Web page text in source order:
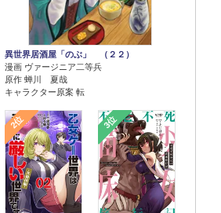
異世界居酒屋「のぶ」 （２２）
漫画 ヴァージニア二等兵
原作 蝉川 夏哉
キャラクター原案 転
2位 3位